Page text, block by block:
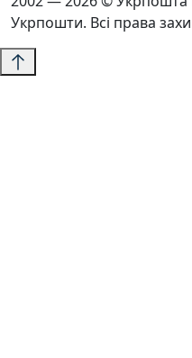
Укрпошти. Всі права